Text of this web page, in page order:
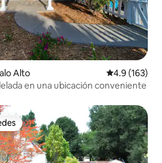
Alto Calificación
4.9 (163)
en una ubicación conveniente